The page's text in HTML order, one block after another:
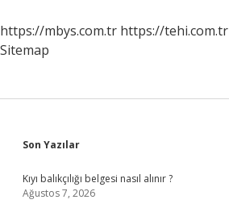
Yapmalı
https://mbys.com.tr https://tehi.com.tr
Sitemap
Sidebar
Son Yazılar
Kıyı balıkçılığı belgesi nasıl alınır ?
Ağustos 7, 2026